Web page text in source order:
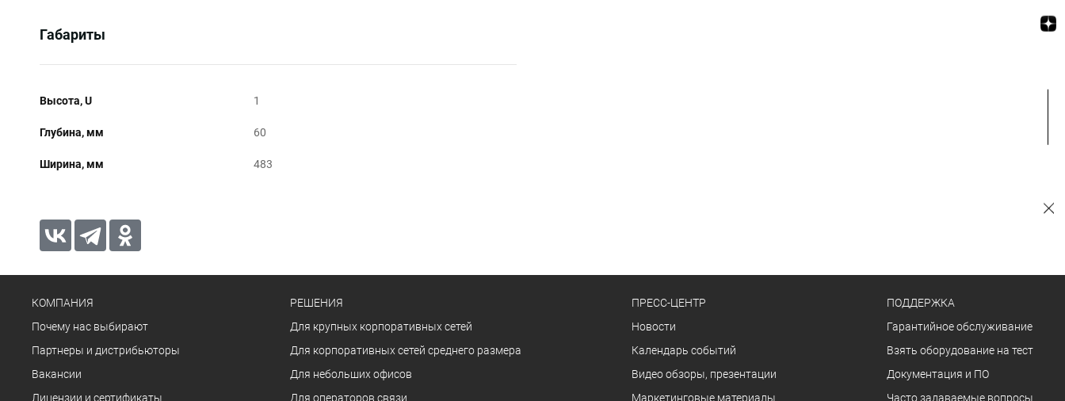
Габариты
Высота, U 1
Глубина, мм 60
Ширина, мм 483
КОМПАНИЯ
Почему нас выбирают
Партнеры и дистрибьюторы
Вакансии
Лицензии и сертификаты
РЕШЕНИЯ
Для крупных корпоративных сетей
Для корпоративных сетей среднего размера
Для небольших офисов
Для операторов связи
ПРЕСС-ЦЕНТР
Новости
Календарь событий
Видео обзоры, презентации
Маркетинговые материалы
ПОДДЕРЖКА
Гарантийное обслуживание
Взять оборудование на тест
Документация и ПО
Часто задаваемые вопросы